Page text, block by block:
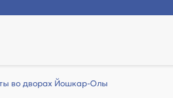
во дворах Йошкар-Олы